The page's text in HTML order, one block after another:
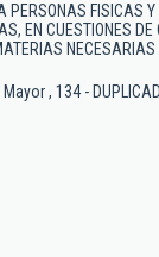
PERSONAS FISICAS
EN CUESTIONES
NECESARIAS
, 134 -